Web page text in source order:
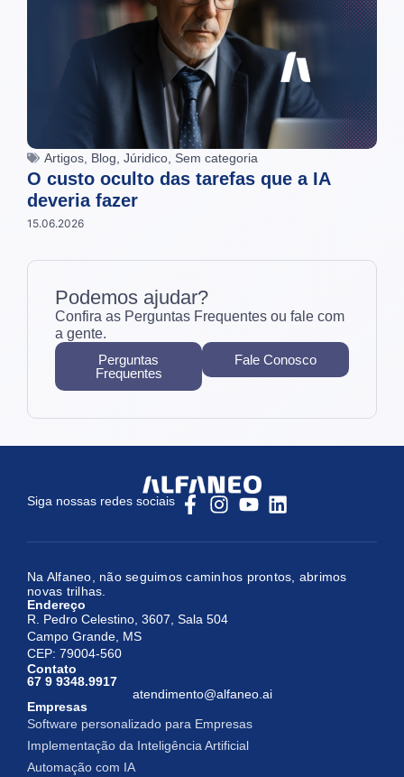
Artigos Blog Júridico Sem categoria
O custo oculto das tarefas que a IA
deveria fazer
15.06.2026
Podemos ajudar?
Confira as Perguntas Frequentes ou fale com
a gente.
Perguntas
Frequentes
Fale Conosco
Siga nossas redes sociais
Na Alfaneo, não seguimos caminhos prontos, abrimos
novas trilhas.
Endereço
R. Pedro Celestino, 3607, Sala 504
Campo Grande, MS
CEP: 79004-560
Contato
67 9 9348.9917
atendimento@alfaneo.ai
Empresas
Software personalizado para Empresas
Implementação da Inteligência Artificial
Automação com IA